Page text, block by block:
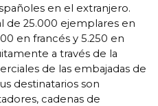
en el extranjero.
de 25.000 ejemplares en
en francés y 5.250 en
a través de la
de las embajadas de
destinatarios son
cadenas de